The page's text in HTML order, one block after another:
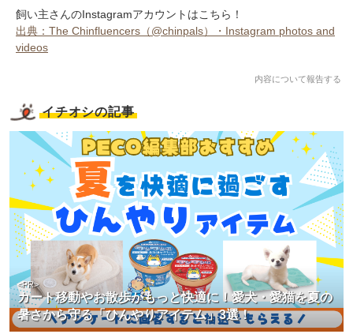
飼い主さんのInstagramアカウントはこちら！
出典：The Chinfluencers（@chinpals）・Instagram photos and
videos
内容について報告する
イチオシの記事
カート移動やお散歩がもっと快適に！愛犬・愛猫を夏の
暑さから守る「ひんやりアイテム」3選！
<PR>